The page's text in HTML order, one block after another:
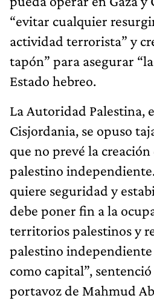
“evitar cualquier
actividad terrorista” y
tapón” para asegurar
Estado hebreo.
La Autoridad Palestina,
Cisjordania, se opuso
que no prevé la
palestino
quiere seguridad y
debe poner fin a la
territorios palestinos y
palestino independiente
como capital”,
portavoz de Mahmud